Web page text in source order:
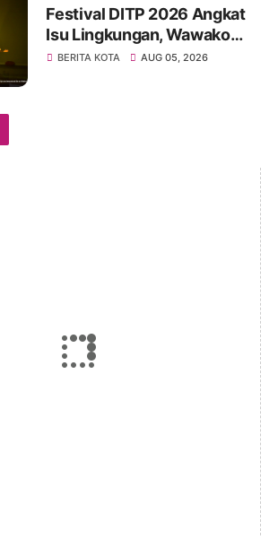
Festival DITP 2026 Angkat
Isu Lingkungan, Wawako
Diza Apresiasi Karya
BERITA KOTA AUG 05, 2026